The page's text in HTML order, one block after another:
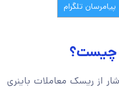
پیامرسان تلگرام
چیست؟
از ریسک معاملات باینری